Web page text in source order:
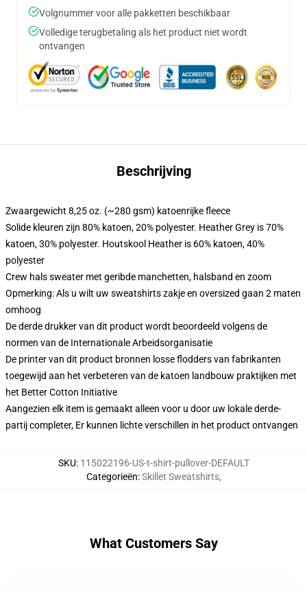
Volgnummer voor alle pakketten beschikbaar
Volledige terugbetaling als het product niet wordt
ontvangen
Beschrijving
Zwaargewicht 8,25 oz. (~280 gsm) katoenrijke fleece
Solide kleuren zijn 80% katoen, 20% polyester. Heather Grey is 70%
katoen, 30% polyester. Houtskool Heather is 60% katoen, 40%
polyester
Crew hals sweater met geribde manchetten, halsband en zoom
Opmerking: Als u wilt uw sweatshirts zakje en oversized gaan 2 maten
omhoog
De derde drukker van dit product wordt beoordeeld volgens de
normen van de Internationale Arbeidsorganisatie
De printer van dit product bronnen losse flodders van fabrikanten
toegewijd aan het verbeteren van de katoen landbouw praktijken met
het Better Cotton Initiative
Aangezien elk item is gemaakt alleen voor u door uw lokale derde-
partij completer, Er kunnen lichte verschillen in het product ontvangen
SKU: 115022196-US-t-shirt-pullover-DEFAULT
Categorieën:Skillet Sweatshirts,
What Customers Say